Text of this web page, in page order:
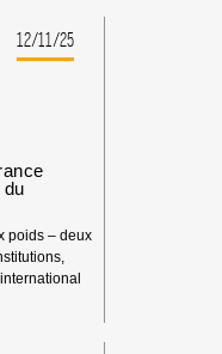
12/11/25
poids – deux